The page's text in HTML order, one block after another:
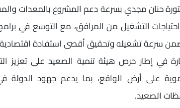
حنان مجدي بسرعة دعم المشروع بالمعدات
التشغيل من المرافق، مع التوسع في
سرعة تشغيله وتحقيق أقصى استفادة اقتصادية
في إطار حرص هيئة تنمية الصعيد على تعزيز
على أرض الواقع، بما يدعم جهود الدولة
الصعيد.